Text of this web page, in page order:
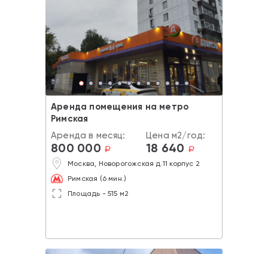
Аренда помещения на метро
Римская
Аренда в месяц:
800 000 a
Цена м2/год:
18 640 a
Москва, Новорогожская д.11 корпус 2
Римская (6 мин.)
Площадь - 515 м2